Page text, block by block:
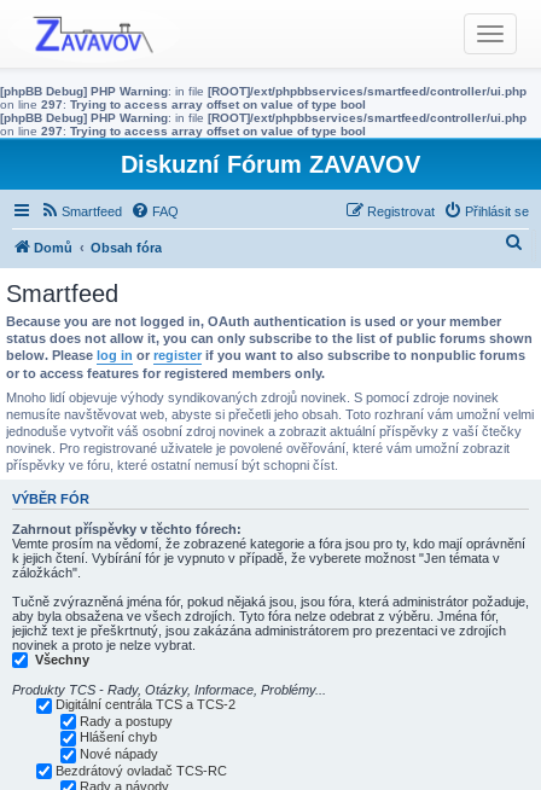
[phpBB Debug] PHP Warning: in file [ROOT]/ext/phpbbservices/smartfeed/controller/ui.php
on line 297: Trying to access array offset on value of type bool
[phpBB Debug] PHP Warning: in file [ROOT]/ext/phpbbservices/smartfeed/controller/ui.php
on line 297: Trying to access array offset on value of type bool
T
o
g
g
l
a
v
t
i
n
Diskuzní Fórum ZAVAVOV
Smartfeed FAQ Přihlásit se
Registrovat
Domů Obsah fóra
d
a
Smartfeed
Because you are not logged in, OAuth authentication is used or your member
status does not allow it, you can only subscribe to the list of public forums shown
below. Please log in or register if you want to also subscribe to nonpublic forums
or to access features for registered members only.
Mnoho lidí objevuje výhody syndikovaných zdrojů novinek. S pomocí zdroje novinek
nemusíte navštěvovat web, abyste si přečetli jeho obsah. Toto rozhraní vám umožní velmi
jednoduše vytvořit váš osobní zdroj novinek a zobrazit aktuální příspěvky z vaší čtečky
novinek. Pro registrované uživatele je povolené ověřování, které vám umožní zobrazit
příspěvky ve fóru, které ostatní nemusí být schopni číst.
VÝBĚR FÓR
Zahrnout příspěvky v těchto fórech:
Vemte prosím na vědomí, že zobrazené kategorie a fóra jsou pro ty, kdo mají oprávnění
k jejich čtení. Vybírání fór je vypnuto v případě, že vyberete možnost "Jen témata v
záložkách".
Tučně zvýrazněná jména fór, pokud nějaká jsou, jsou fóra, která administrátor požaduje,
aby byla obsažena ve všech zdrojích. Tyto fóra nelze odebrat z výběru. Jména fór,
jejichž text je přeškrtnutý, jsou zakázána administrátorem pro prezentaci ve zdrojích
novinek a proto je nelze vybrat.
Všechny
Produkty TCS - Rady, Otázky, Informace, Problémy...
Digitální centrála TCS a TCS-2
Rady a postupy
Hlášení chyb
Nové nápady
Bezdrátový ovladač TCS-RC
Rady a návody